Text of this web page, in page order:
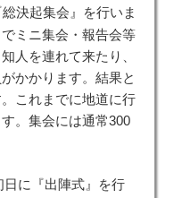
総決起集会』を行いま
ミニ集会・報告会等
人を連れて来たり、
かかります。結果と
これまでに地道に行
。集会には通常300
日に『出陣式』を行